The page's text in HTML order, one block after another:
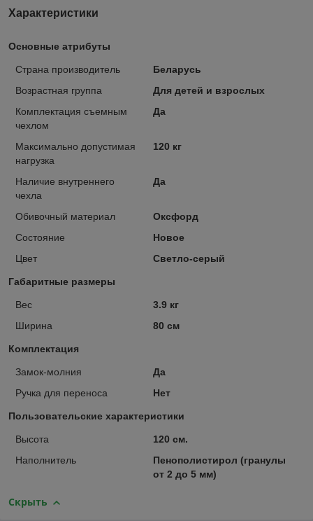
Характеристики
Основные атрибуты
Страна производитель
Беларусь
Возрастная группа
Для детей и взрослых
Комплектация съемным
чехлом
Да
Максимально допустимая
нагрузка
120 кг
Наличие внутреннего
чехла
Да
Обивочный материал
Оксфорд
Состояние
Новое
Цвет
Светло-серый
Габаритные размеры
Вес
3.9 кг
Ширина
80 см
Комплектация
Замок-молния
Да
Ручка для переноса
Нет
Пользовательские характеристики
Высота
120 см.
Наполнитель
Пенополистирол (гранулы
от 2 до 5 мм)
Скрыть